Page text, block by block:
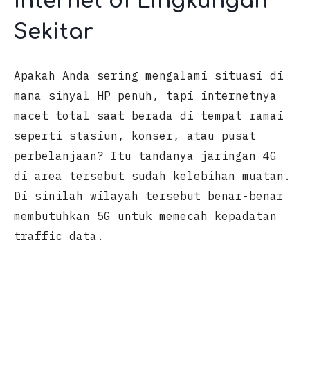
Sekitar
Apakah Anda sering mengalami situasi di
mana sinyal HP penuh, tapi internetnya
macet total saat berada di tempat ramai
seperti stasiun, konser, atau pusat
perbelanjaan? Itu tandanya jaringan 4G
di area tersebut sudah kelebihan muatan.
Di sinilah wilayah tersebut benar-benar
membutuhkan 5G untuk memecah kepadatan
traffic data.